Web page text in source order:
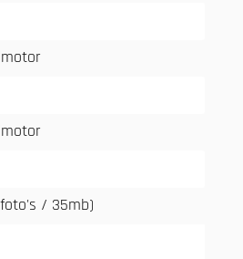
/ 35mb)